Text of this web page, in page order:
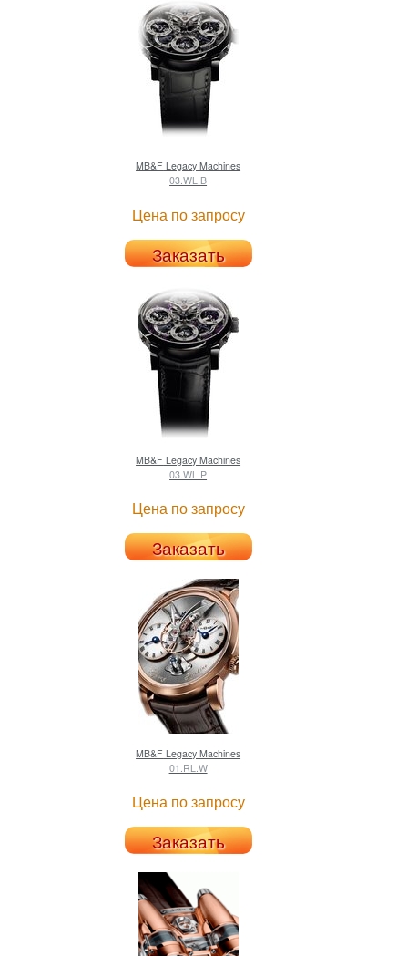
MB&F Legacy Machines
03.WL.B
Цена по запросу
Заказать
MB&F Legacy Machines
03.WL.P
Цена по запросу
Заказать
MB&F Legacy Machines
01.RL.W
Цена по запросу
Заказать